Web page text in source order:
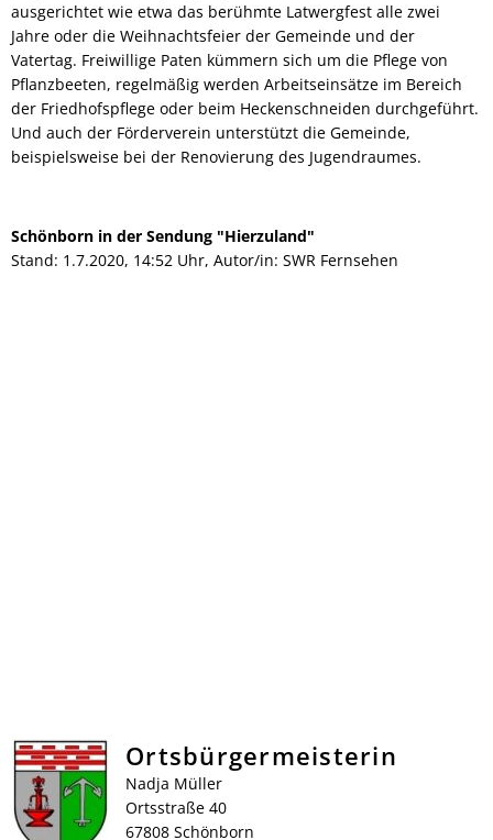
ausgerichtet wie etwa das berühmte Latwergfest alle zwei
Jahre oder die Weihnachtsfeier der Gemeinde und der
Vatertag. Freiwillige Paten kümmern sich um die Pflege von
Pflanzbeeten, regelmäßig werden Arbeitseinsätze im Bereich
der Friedhofspflege oder beim Heckenschneiden durchgeführt.
Und auch der Förderverein unterstützt die Gemeinde,
beispielsweise bei der Renovierung des Jugendraumes.
Schönborn in der Sendung "Hierzuland"
Stand: 1.7.2020, 14:52 Uhr, Autor/in: SWR Fernsehen
Ortsbürgermeisterin
Nadja Müller
Ortsstraße 40
67808 Schönborn